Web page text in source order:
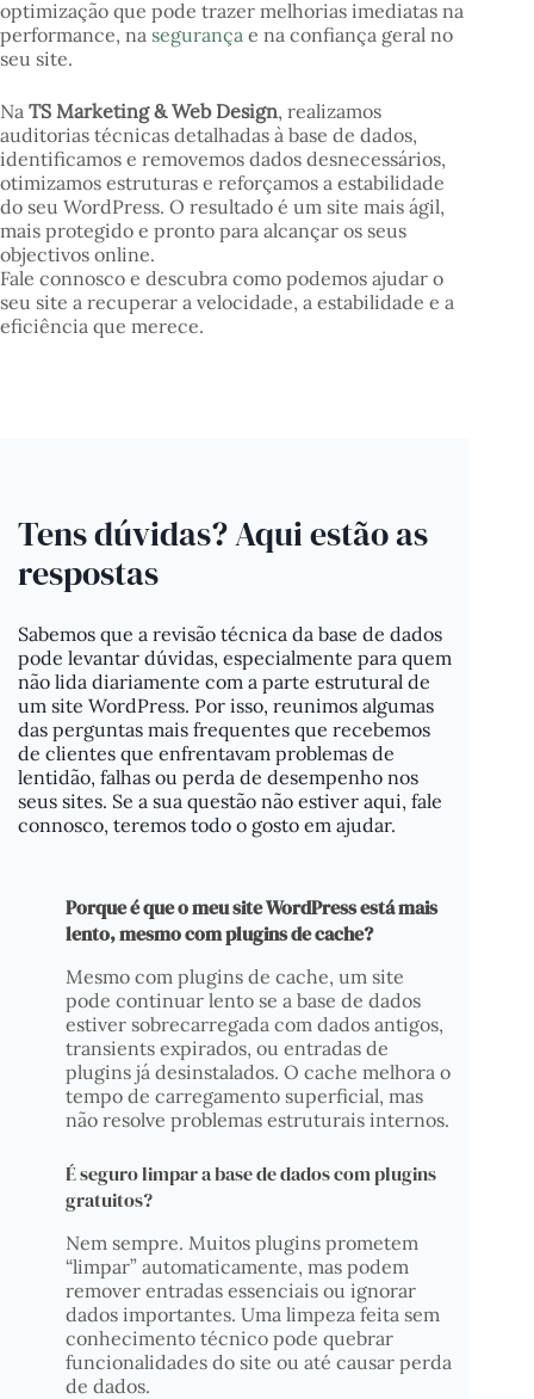
optimização que pode trazer melhorias imediatas na
performance, na segurança e na confiança geral no
seu site.
Na TS Marketing & Web Design, realizamos
auditorias técnicas detalhadas à base de dados,
identificamos e removemos dados desnecessários,
otimizamos estruturas e reforçamos a estabilidade
do seu WordPress. O resultado é um site mais ágil,
mais protegido e pronto para alcançar os seus
objectivos online.
Fale connosco e descubra como podemos ajudar o
seu site a recuperar a velocidade, a estabilidade e a
eficiência que merece.
Tens dúvidas? Aqui estão as
respostas
Sabemos que a revisão técnica da base de dados
pode levantar dúvidas, especialmente para quem
não lida diariamente com a parte estrutural de
um site WordPress. Por isso, reunimos algumas
das perguntas mais frequentes que recebemos
de clientes que enfrentavam problemas de
lentidão, falhas ou perda de desempenho nos
seus sites. Se a sua questão não estiver aqui, fale
connosco, teremos todo o gosto em ajudar.
Porque é que o meu site WordPress está mais
lento, mesmo com plugins de cache?
Mesmo com plugins de cache, um site
pode continuar lento se a base de dados
estiver sobrecarregada com dados antigos,
transients expirados, ou entradas de
plugins já desinstalados. O cache melhora o
tempo de carregamento superficial, mas
não resolve problemas estruturais internos.
É seguro limpar a base de dados com plugins
gratuitos?
Nem sempre. Muitos plugins prometem
“limpar” automaticamente, mas podem
remover entradas essenciais ou ignorar
dados importantes. Uma limpeza feita sem
conhecimento técnico pode quebrar
funcionalidades do site ou até causar perda
de dados.